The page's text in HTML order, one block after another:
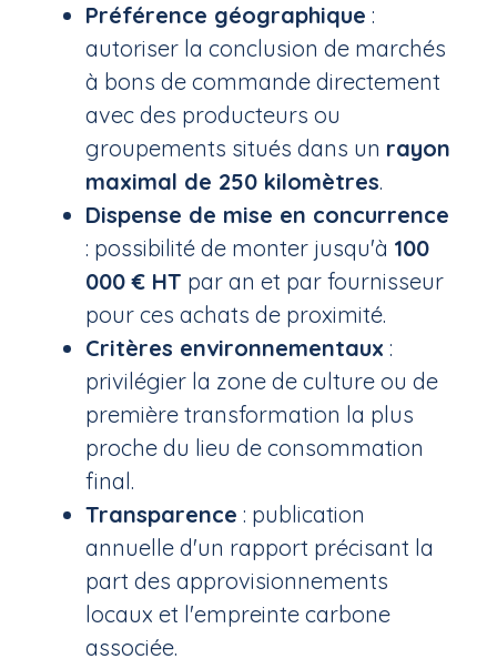
Préférence géographique :
autoriser la conclusion de marchés
à bons de commande directement
avec des producteurs ou
groupements situés dans un rayon
maximal de 250 kilomètres.
Dispense de mise en concurrence
: possibilité de monter jusqu'à 100
000 € HT par an et par fournisseur
pour ces achats de proximité.
Critères environnementaux :
privilégier la zone de culture ou de
première transformation la plus
proche du lieu de consommation
final.
Transparence : publication
annuelle d'un rapport précisant la
part des approvisionnements
locaux et l'empreinte carbone
associée.